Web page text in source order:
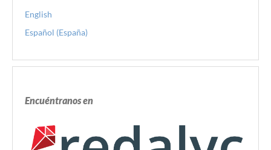
English
Español (España)
Encuéntranos en